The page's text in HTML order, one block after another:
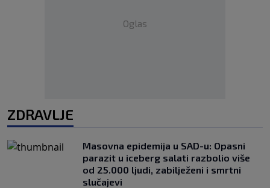
Oglas
ZDRAVLJE
Masovna epidemija u SAD-u: Opasni
parazit u iceberg salati razbolio više
od 25.000 ljudi, zabilježeni i smrtni
slučajevi